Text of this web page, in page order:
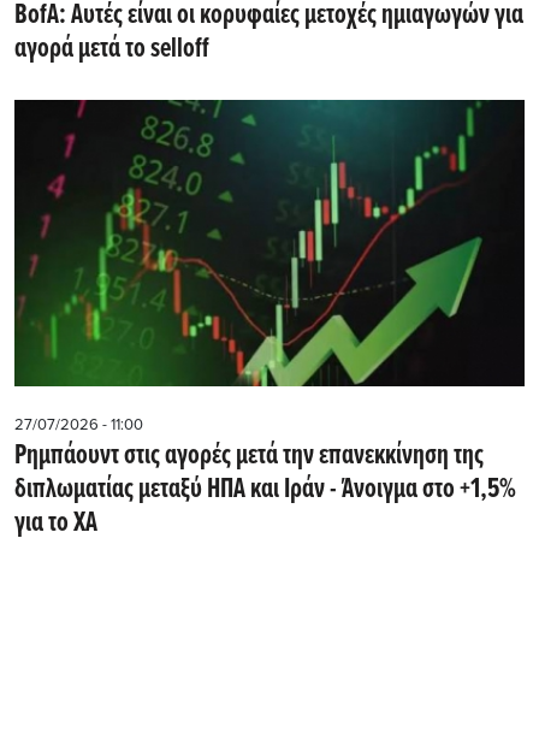
BofA: Αυτές είναι οι κορυφαίες μετοχές ημιαγωγών για
αγορά μετά το selloff
27/07/2026 - 11:00
Ρημπάουντ στις αγορές μετά την επανεκκίνηση της
διπλωματίας μεταξύ ΗΠΑ και Ιράν - Άνοιγμα στο +1,5%
για το ΧΑ